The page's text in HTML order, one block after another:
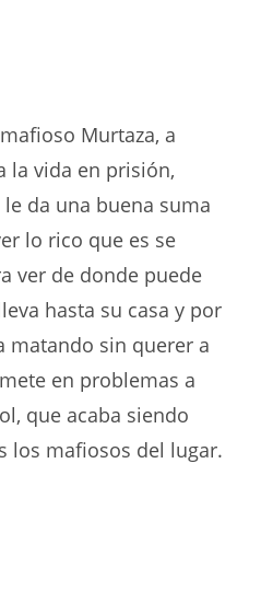
Murtaza, a
la vida en prisión,
da una buena suma
lo rico que es se
ver de donde puede
hasta su casa y por
matando sin querer a
en problemas a
que acaba siendo
los mafiosos del lugar.